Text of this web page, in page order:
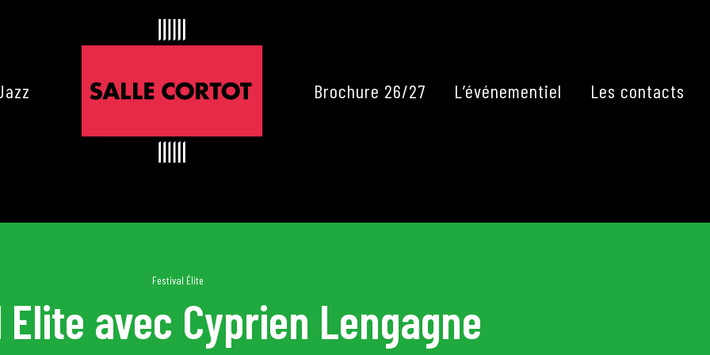
de Cortot
Brochure 26/27 L’événementiel Les contacts
Festival Élite
avec Cyprien Lengagne